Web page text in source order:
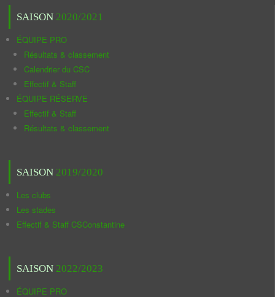
SAISON 2020/2021
ÉQUIPE PRO
Résultats & classement
Calendrier du CSC
Effectif & Staff
ÉQUIPE RÉSERVE
Effectif & Staff
Résultats & classement
SAISON 2019/2020
Les clubs
Les stades
Effectif & Staff CSConstantine
SAISON 2022/2023
ÉQUIPE PRO